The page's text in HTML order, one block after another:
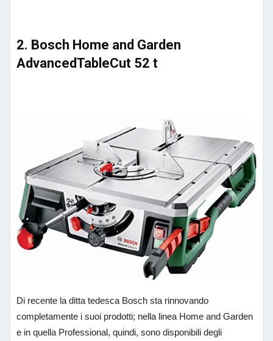
2. Bosch Home and Garden
AdvancedTableCut 52 t
Di recente la ditta tedesca Bosch sta rinnovando
completamente i suoi prodotti; nella linea Home and Garden
e in quella Professional, quindi, sono disponibili degli